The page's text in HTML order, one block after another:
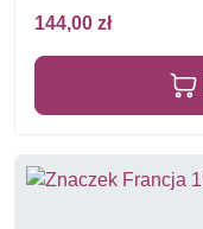
144,00 zł